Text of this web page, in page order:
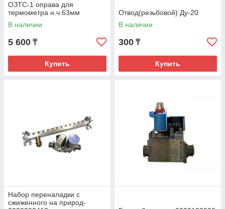
ОЗТС-1 оправа для
термометра н.ч.63мм
В наличии
5 600 ₸
Купить
Отвод(резьбовой) Ду-20
В наличии
300 ₸
Купить
Набор переналадки с
сжиженного на природ-